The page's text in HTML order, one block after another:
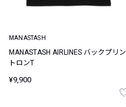
MANASTASH
MANASTASH AIRLINES バックプリン
トロンT
¥9,900